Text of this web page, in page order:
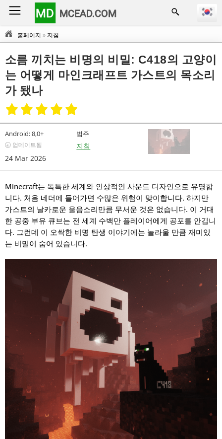
MD MCEAD.COM
홈페이지 » 지침
소름 끼치는 비명의 비밀: C418의 고양이
는 어떻게 마인크래프트 가스트의 목소리
가 됐나
Android:8,0+
🕣 업데이트됨
24 Mar 2026
범주
지침
Minecraft는 독특한 세계와 인상적인 사운드 디자인으로 유명합
니다. 처음 네더에 들어가면 수많은 위험이 맞이합니다. 하지만
가스트의 날카로운 울음소리만큼 무서운 것은 없습니다. 이 거대
한 공중 부유 큐브는 전 세계 수백만 플레이어에게 공포를 안깁니
다. 그런데 이 오싹한 비명 탄생 이야기에는 놀라울 만큼 재미있
는 비밀이 숨어 있습니다.